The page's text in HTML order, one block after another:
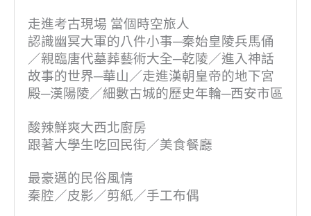
走進考古現場 當個時空旅人
認識幽冥大軍的八件小事─秦始皇陵兵馬俑
／親臨唐代墓葬藝術大全─乾陵／進入神話
故事的世界─華山／走進漢朝皇帝的地下宮
殿─漢陽陵／細數古城的歷史年輪─西安市區
酸辣鮮爽大西北廚房
跟著大學生吃回民街／美食餐廳
最豪邁的民俗風情
秦腔／皮影／剪紙／手工布偶